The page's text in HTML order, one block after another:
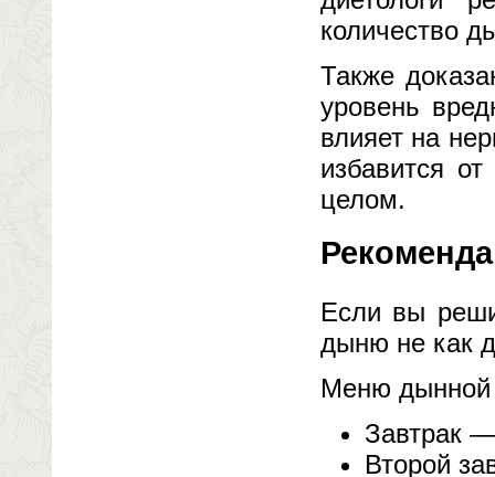
количество
Также
уровень
влияет на
избавится
целом.
Если вы
дыню не как
Меню дынной
Завтрак
Второй